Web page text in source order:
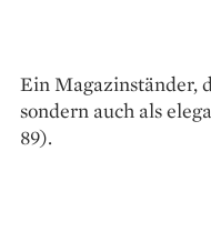
Ein Magazinständer,
sondern auch als
89).